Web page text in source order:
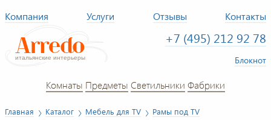
Компания Услуги Отзывы Контакты
+7 (495) 212 92 78
Блокнот
Комнаты Предметы Светильники Фабрики
Главная Каталог Мебель для TV Рамы под TV